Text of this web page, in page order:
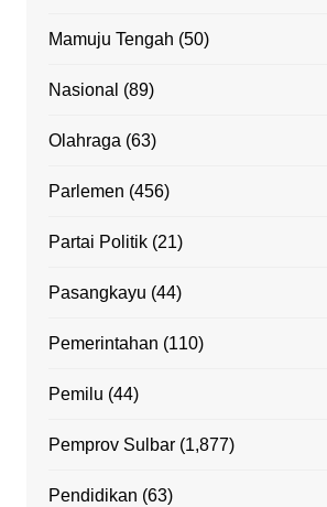
Mamuju Tengah (50)
Nasional (89)
Olahraga (63)
Parlemen (456)
Partai Politik(21)
Pasangkayu (44)
Pemerintahan (110)
Pemilu (44)
Pemprov Sulbar(1,877)
Pendidikan (63)